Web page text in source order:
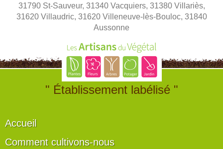
31790 St-Sauveur, 31340 Vacquiers, 31380 Villariès,
31620 Villaudric, 31620 Villeneuve-lès-Bouloc, 31840
Aussonne
" Établissement labélisé "
Accueil
Comment cultivons-nous